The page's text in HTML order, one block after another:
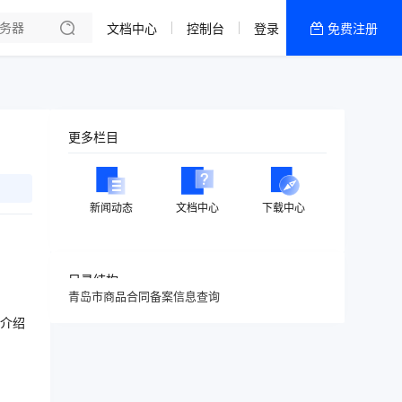
美国高防2区[推荐]
美国T级防御
文档中心 控制台 登录 免费注册
绍
更多栏目
新闻动态 文档中心 下载中心
目录结构
青岛市商品合同备案信息查询